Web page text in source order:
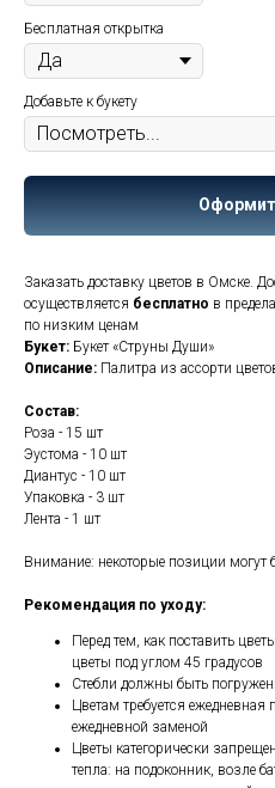
Бесплатная открытка
Добавьте к букету
Заказать доставку цветов в Омске.
осуществляется бесплатно в
по низким ценам
Букет: Букет «Струны Души»
Описание: Палитра из ассорти
Состав:
Роза - 15 шт
Эустома - 10 шт
Диантус - 10 шт
Упаковка - 3 шт
Лента - 1 шт
Внимание: некоторые позиции
Рекомендация по уходу:
Перед тем, как поставить
цветы под углом 45 градусов
Стебли должны быть
Цветам требуется ежедневная
ежедневной заменой
Цветы категорически
тепла: на подоконник, возле